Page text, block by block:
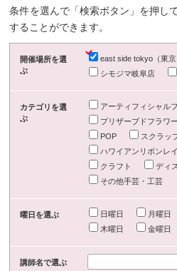
条件を選んで「検索ボタン」を押し
することができます。
開催場所を選
ぶ
east side tokyo（東京
シモジマ岐阜店
カテゴリを選
ぶ
アーティフィシャル
プリザーブドフラワー
POP
スクラッ
ハワイアンリボンレイ
クラフト
ディ
その他手芸・工芸
曜日を選ぶ 日曜日 月曜日
木曜日
金曜日
講師名で選ぶ